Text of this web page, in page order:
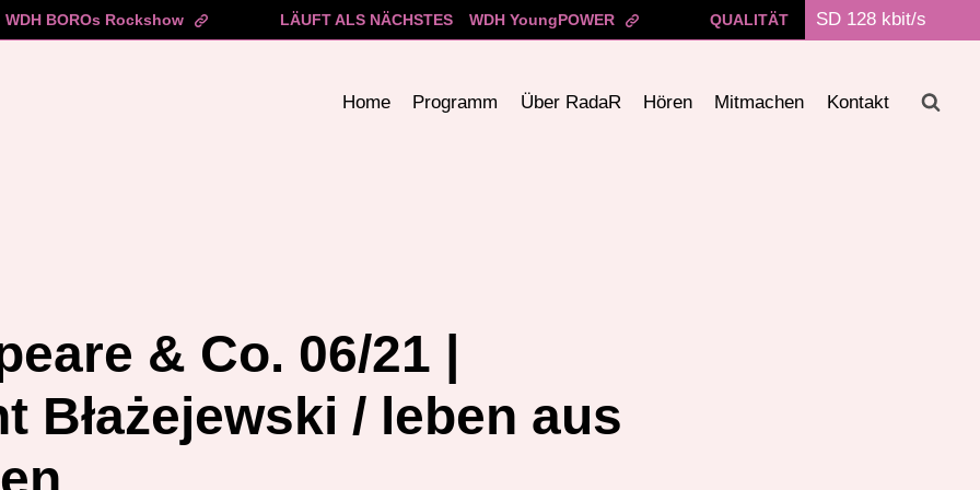
WDH BOROs Rockshow LÄUFT ALS NÄCHSTES WDH YoungPOWER QUALITÄT
Home Programm Über RadaR Hören Mitmachen Kontakt
& Co. 06/21 |
Błażejewski / leben aus